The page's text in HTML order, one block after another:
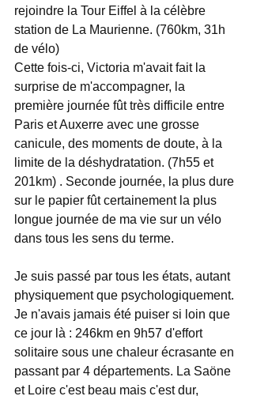
rejoindre la Tour Eiffel à la célèbre
station de La Maurienne. (760km, 31h
de vélo)
Cette fois-ci, Victoria m'avait fait la
surprise de m'accompagner, la
première journée fût très difficile entre
Paris et Auxerre avec une grosse
canicule, des moments de doute, à la
limite de la déshydratation. (7h55 et
201km) . Seconde journée, la plus dure
sur le papier fût certainement la plus
longue journée de ma vie sur un vélo
dans tous les sens du terme.
Je suis passé par tous les états, autant
physiquement que psychologiquement.
Je n'avais jamais été puiser si loin que
ce jour là : 246km en 9h57 d'effort
solitaire sous une chaleur écrasante en
passant par 4 départements. La Saöne
et Loire c'est beau mais c'est dur,